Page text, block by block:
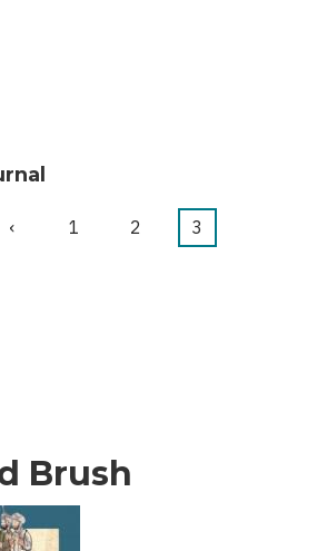
Page
‹ Page
1 Page
2
Page
3
Brush